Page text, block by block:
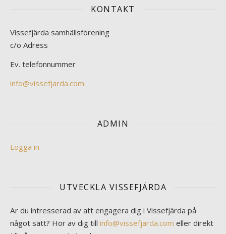
KONTAKT
Vissefjärda samhällsförening
c/o Adress
Ev. telefonnummer
info@vissefjarda.com
ADMIN
Logga in
UTVECKLA VISSEFJÄRDA
Är du intresserad av att engagera dig i Vissefjärda på
något sätt? Hör av dig till info@vissefjarda.com eller direkt